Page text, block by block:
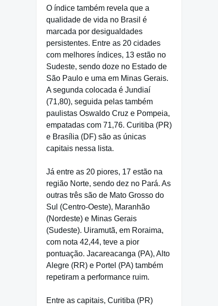
O índice também revela que a
qualidade de vida no Brasil é
marcada por desigualdades
persistentes. Entre as 20 cidades
com melhores índices, 13 estão no
Sudeste, sendo doze no Estado de
São Paulo e uma em Minas Gerais.
A segunda colocada é Jundiaí
(71,80), seguida pelas também
paulistas Oswaldo Cruz e Pompeia,
empatadas com 71,76. Curitiba (PR)
e Brasília (DF) são as únicas
capitais nessa lista.
Já entre as 20 piores, 17 estão na
região Norte, sendo dez no Pará. As
outras três são de Mato Grosso do
Sul (Centro-Oeste), Maranhão
(Nordeste) e Minas Gerais
(Sudeste). Uiramutã, em Roraima,
com nota 42,44, teve a pior
pontuação. Jacareacanga (PA), Alto
Alegre (RR) e Portel (PA) também
repetiram a performance ruim.
Entre as capitais, Curitiba (PR)